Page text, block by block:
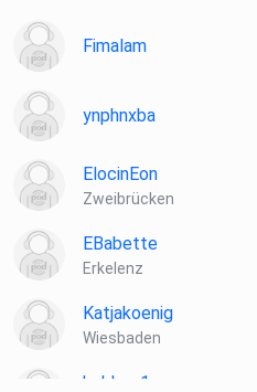
Fimalam
ynphnxba
ElocinEon
Zweibrücken
EBabette
Erkelenz
Katjakoenig
Wiesbaden
hobbes1